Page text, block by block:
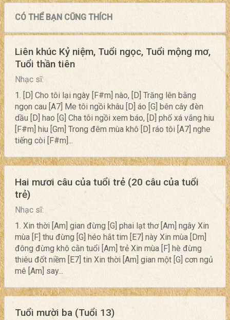
CÓ THỂ BẠN CŨNG THÍCH
Liên khúc Kỷ niệm, Tuổi ngọc, Tuổi mộng mơ,
Tuổi thần tiên
Nhạc sĩ:
1. [D] Cho tôi lại ngày [F#m] nào, [D] Trăng lên bằng
ngọn cau [A7] Me tôi ngồi khâu [D] áo [G] bên cây đèn
dầu [D] hao [G] Cha tôi ngồi xem báo, [D] phố xá vắng hiu
[F#m] hiu [Gm] Trong đêm mùa khô [D] ráo tôi [A7] nghe
tiếng còi [F#m]...
Hai mươi câu của tuổi trẻ (20 câu của tuổi
trẻ)
Nhạc sĩ:
1. Xin thời [Am] gian đừng [G] phai lạt thơ [Am] ngây Xin
mùa [F] thu đừng [G] héo hắt tim [E7] này Xin mùa [Dm]
đông đừng khô cằn tuổi [Am] trẻ Xin mùa [F] hè đừng
thiêu đốt niềm [E7] tin Xin thời [Am] gian một [G] cơn ngủ
mê [Am] say...
Tuổi mười ba (Tuổi 13)